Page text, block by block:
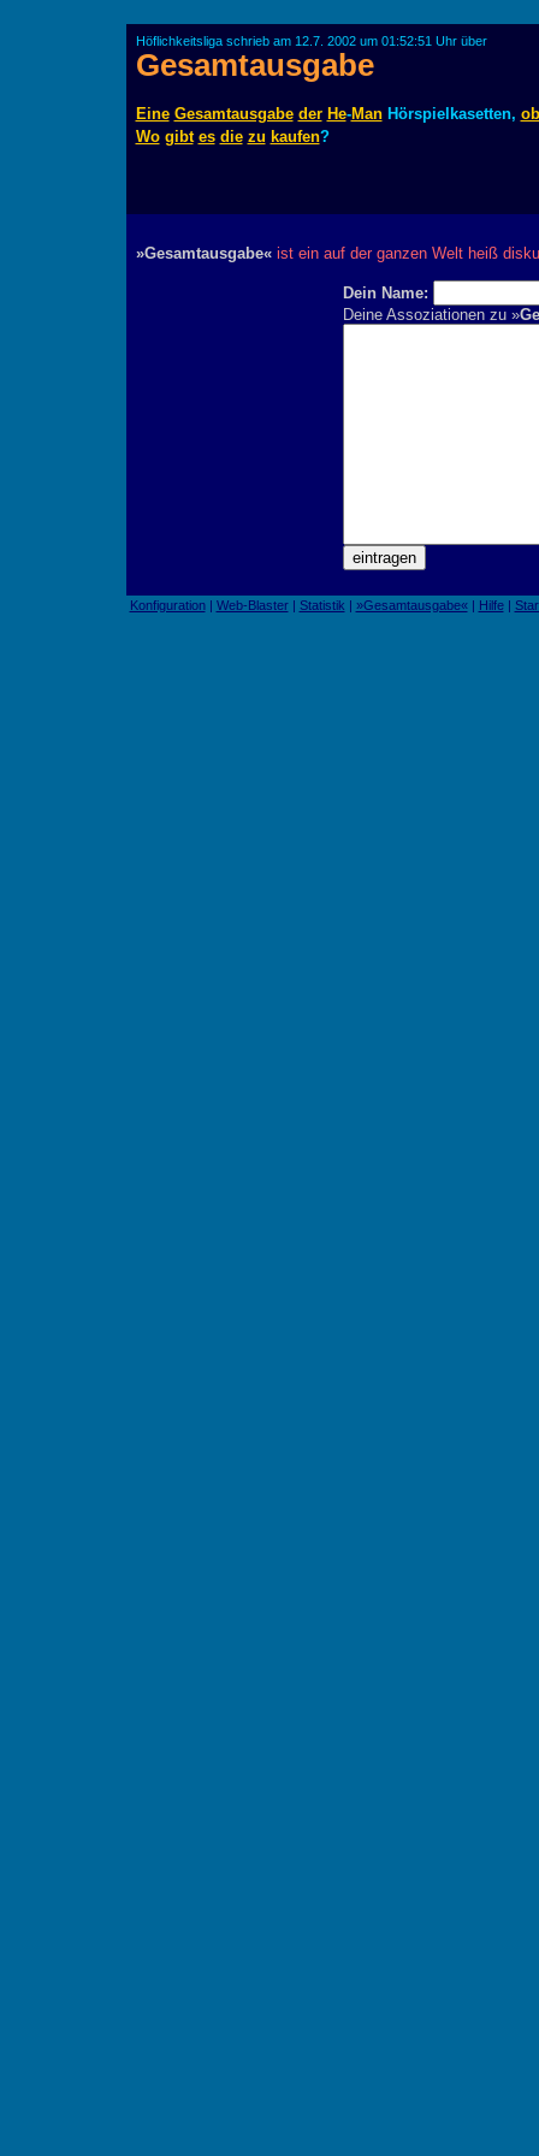
Höflichkeitsliga schrieb am 12.7. 2002 um 01:52:51 Uhr über
Gesamtausgabe
Eine Gesamtausgabe der He-ManHörspielkasetten, ob
Wo gibt es die zu kaufen?
»Gesamtausgabe«ist ein auf der ganzen Welt heiß
Dein Name:
Deine Assoziationen zu »
Konfiguration| Web-Blaster| Statistik | »Gesamtausgabe«| Hilfe|